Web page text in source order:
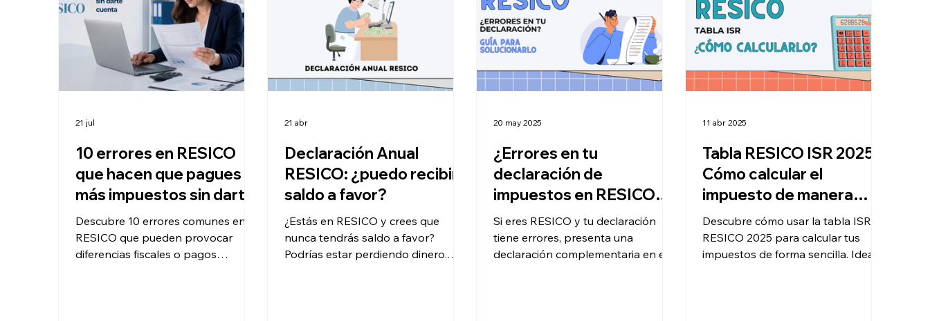
10 errores en RESICO
que hacen que pagues
más impuestos sin darte
cuenta
Descubre 10 errores comunes en
RESICO que pueden provocar
diferencias fiscales o pagos
21 jul
Declaración Anual
RESICO: ¿puedo recibir
saldo a favor?
¿Estás en RESICO y crees que
nunca tendrás saldo a favor?
Podrías estar perdiendo dinero.
21 abr
¿Errores en tu
declaración de
impuestos en RESICO?
Aquí te decimos qué
hacer
Si eres RESICO y tu declaración
tiene errores, presenta una
declaración complementaria en el
20 may 2025
Tabla RESICO ISR 2025:
Cómo calcular el
impuesto de manera
sencilla
Descubre cómo usar la tabla ISR
RESICO 2025 para calcular tus
impuestos de forma sencilla. Ideal
11 abr 2025